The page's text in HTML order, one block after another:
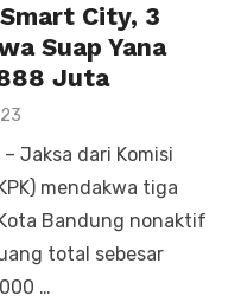
City, 3
Suap Yana
Juta
Jaksa dari Komisi
mendakwa tiga
Bandung nonaktif
total sebesar
…